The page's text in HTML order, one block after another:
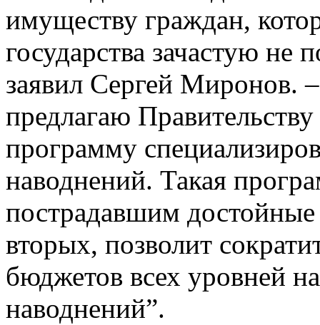
имуществу граждан,
государства зачастую
заявил Сергей Миронов.
предлагаю
программу
наводнений. Такая
пострадавшим
вторых, позволит
бюджетов всех уровней
наводнений”.